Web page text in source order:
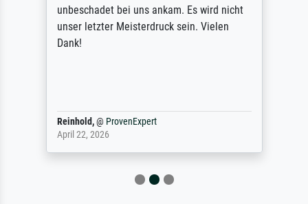
unbeschadet bei uns ankam. Es wird nicht
unser letzter Meisterdruck sein. Vielen
Dank!
Reinhold,@ ProvenExpert
April 22, 2026